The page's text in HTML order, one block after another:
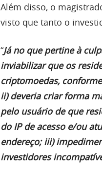
Além disso, o
visto que tanto o
“Já no que pertine à
inviabilizar que os
criptomoedas,
ii) deveria criar forma
pelo usuário de que
do IP de acesso e/ou
endereço; iii)
investidores